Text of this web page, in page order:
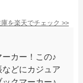
を楽天でチェック >>
カー！この♪
どにカジュア